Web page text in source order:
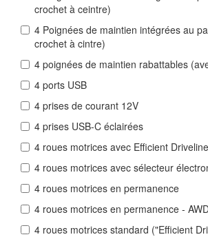
crochet à ceintre)
4 Poignées de maintien intégrées au
crochet à cintre)
4 poignées de maintien rabattables
4 ports USB
4 prises de courant 12V
4 prises USB-C éclairées
4 roues motrices avec Efficient Driveline
4 roues motrices avec sélecteur
4 roues motrices en permanence
4 roues motrices en permanence -
4 roues motrices standard ("Efficient